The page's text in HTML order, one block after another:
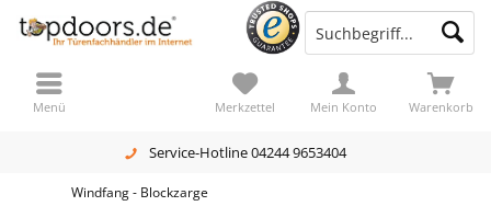
Service-Hotline 04244 9653404
Warenkorb
Merkzettel Mein Konto
Menü
Windfang - Blockzarge